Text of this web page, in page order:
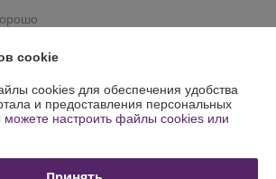
23.07.2025
cookie
cookies для обеспечения удобства
и предоставления персональных
можете настроить файлы cookies или